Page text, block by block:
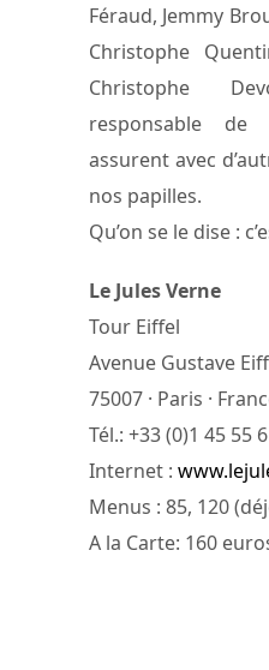
Féraud, Jemmy
Christophe
Christophe
responsable
assurent avec
nos papilles.
Qu’on se le dise :
Le Jules Verne
Tour Eiffel
Avenue Gustave
75007 · Paris ·
Tél.: +33 (0)1 45 55
Internet :
Menus : 85, 120
A la Carte: 160